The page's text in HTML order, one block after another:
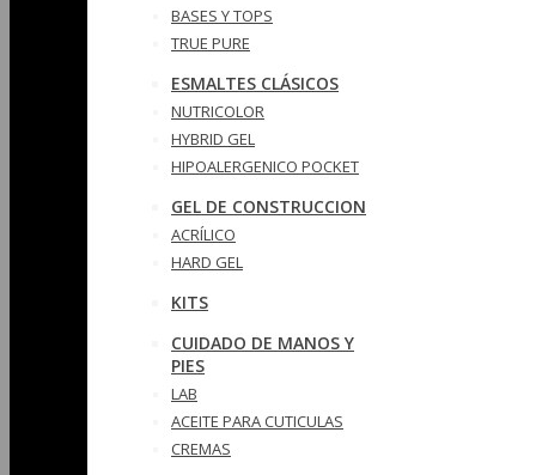
BASES Y‎ TOPS
TRUE PURE
ESMALTES CLÁSICOS
NUTRICOLOR
HYBRID GEL
HIPOALERGENICO POCKET
GEL DE CONSTRUCCION
ACRÍLICO
HARD GEL
KITS
CUIDADO DE MANOS Y
PIES
LAB
ACEITE PARA CUTICULAS
CREMAS